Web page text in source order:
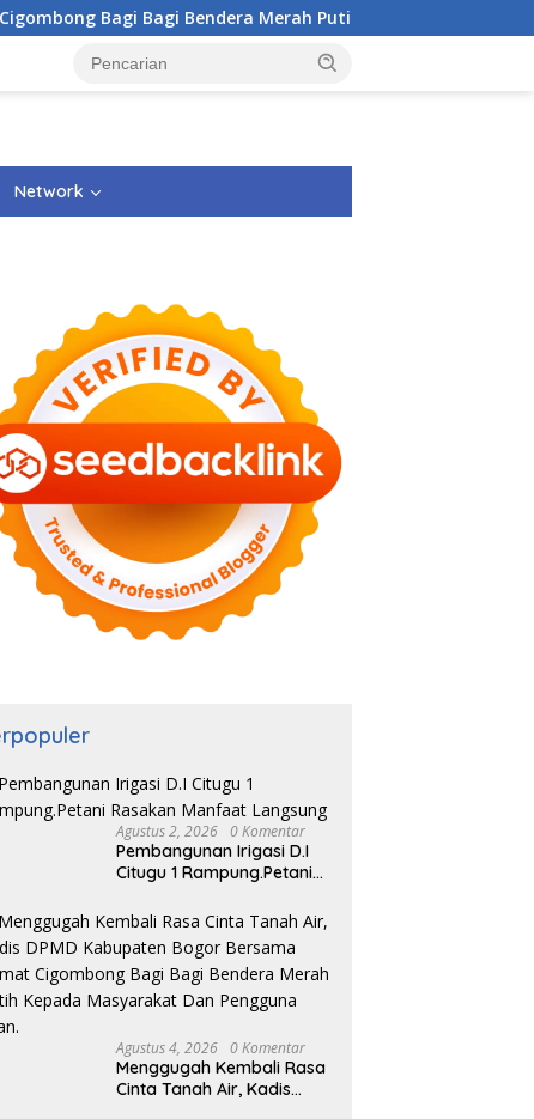
Bagi Bagi Bendera Merah Putih Kepada Masyarakat Dan
Network
Agustus 2, 2026 0 Komentar
Pembangunan Irigasi D.I
Citugu 1 Rampung.Petani
Langsung
Agustus 4, 2026 0 Komentar
Menggugah Kembali Rasa
Cinta Tanah Air, Kadis